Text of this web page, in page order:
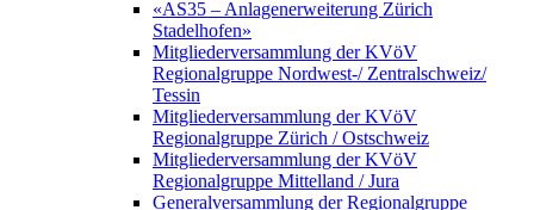
«AS35 – Anlagenerweiterung Zürich
Stadelhofen»
Mitgliederversammlung der KVöV
Regionalgruppe Nordwest-/ Zentralschweiz/
Tessin
Mitgliederversammlung der KVöV
Regionalgruppe Zürich / Ostschweiz
Mitgliederversammlung der KVöV
Regionalgruppe Mittelland / Jura
Generalversammlung der Regionalgruppe